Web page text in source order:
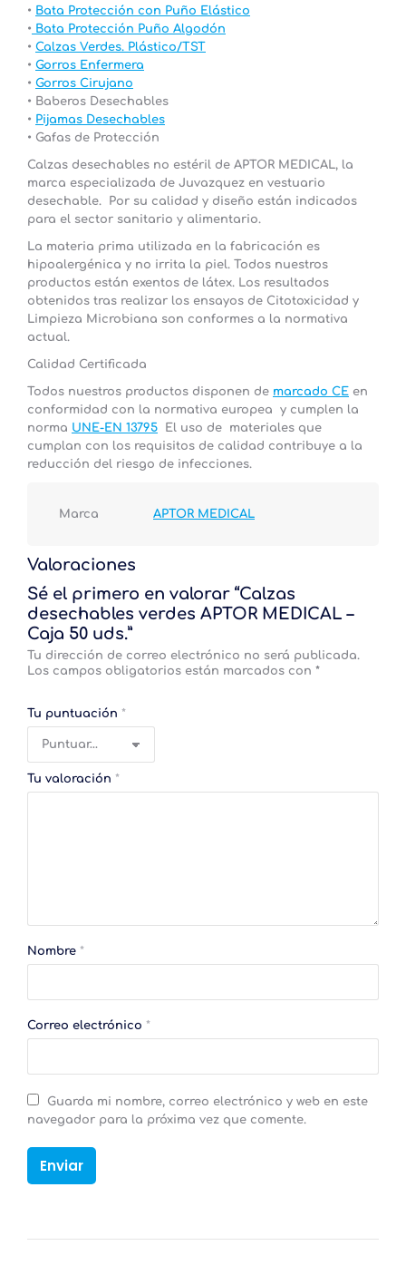
• Bata Protección con Puño Elástico
• Bata Protección Puño Algodón
• Calzas Verdes. Plástico/TST
• Gorros Enfermera
• Gorros Cirujano
• Baberos Desechables
• Pijamas Desechables
• Gafas de Protección
Calzas desechables no estéril de APTOR MEDICAL, la
marca especializada de Juvazquez en vestuario
desechable. Por su calidad y diseño están indicados
para el sector sanitario y alimentario.
La materia prima utilizada en la fabricación es
hipoalergénica y no irrita la piel. Todos nuestros
productos están exentos de látex. Los resultados
obtenidos tras realizar los ensayos de Citotoxicidad y
Limpieza Microbiana son conformes a la normativa
actual.
Calidad Certificada
Todos nuestros productos disponen de marcado CE en
conformidad con la normativa europea y cumplen la
norma UNE-EN 13795 El uso de materiales que
cumplan con los requisitos de calidad contribuye a la
reducción del riesgo de infecciones.
Marca APTOR MEDICAL
Valoraciones
Sé el primero en valorar “Calzas
desechables verdes APTOR MEDICAL –
Caja 50 uds.”
Tu dirección de correo electrónico no será publicada.
Los campos obligatorios están marcados con *
Tu puntuación *
Tu valoración *
Nombre *
Correo electrónico *
Guarda mi nombre, correo electrónico y web en este
navegador para la próxima vez que comente.